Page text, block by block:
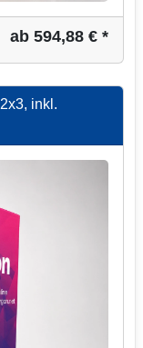
ab 594,88 € *
inkl.